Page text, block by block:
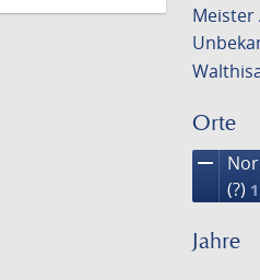
Orte
remove
(?) 1
Jahre